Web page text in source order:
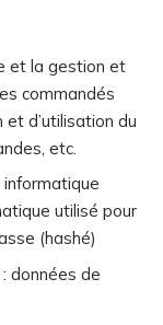
et la gestion et
commandés
et d’utilisation du
etc.
utilisé pour
(hashé)
données de